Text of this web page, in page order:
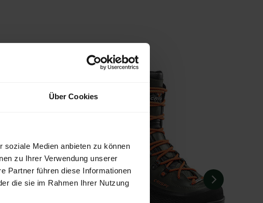
Über Cookies
soziale Medien anbieten zu können
zu Ihrer Verwendung unserer
Partner führen diese Informationen
die sie im Rahmen Ihrer Nutzung